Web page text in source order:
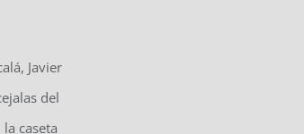
Javier
del
caseta